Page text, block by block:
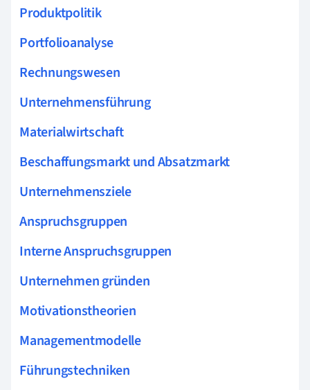
Produktpolitik
Portfolioanalyse
Rechnungswesen
Unternehmensführung
Materialwirtschaft
Beschaffungsmarkt und Absatzmarkt
Unternehmensziele
Anspruchsgruppen
Interne Anspruchsgruppen
Unternehmen gründen
Motivationstheorien
Managementmodelle
Führungstechniken